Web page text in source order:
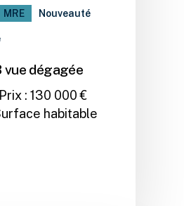
MRE Nouveauté
dégagée
: 130 000 €
habitable